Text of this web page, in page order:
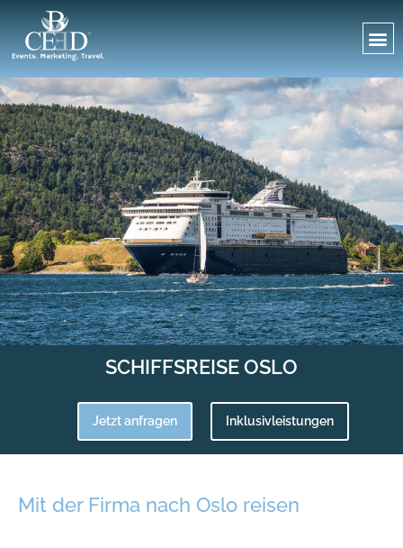
SCHIFFSREISE OSLO
Jetzt anfragen Inklusivleistungen
Mit der Firma nach Oslo reisen